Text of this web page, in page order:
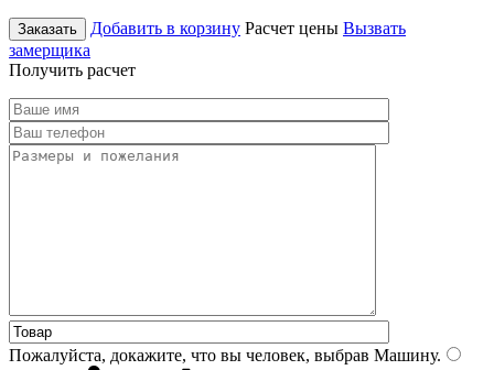
Заказать Добавить в корзину Расчет цены Вызвать
замерщика
Получить расчет
Пожалуйста, докажите, что вы человек, выбрав Машину.